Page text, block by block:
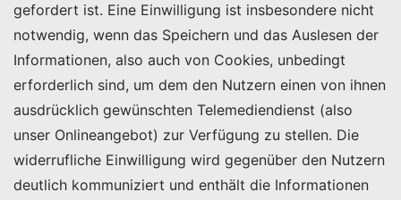
gefordert ist. Eine Einwilligung ist insbesondere nicht
notwendig, wenn das Speichern und das Auslesen der
Informationen, also auch von Cookies, unbedingt
erforderlich sind, um dem den Nutzern einen von ihnen
ausdrücklich gewünschten Telemediendienst (also
unser Onlineangebot) zur Verfügung zu stellen. Die
widerrufliche Einwilligung wird gegenüber den Nutzern
deutlich kommuniziert und enthält die Informationen